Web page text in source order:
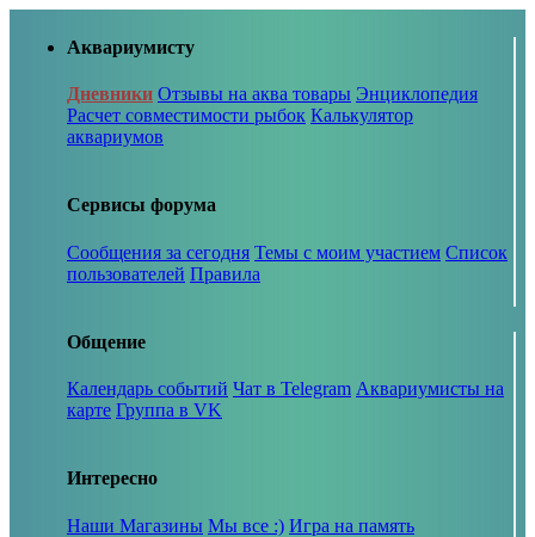
Аквариумисту
Дневники Отзывы на аква товары Энциклопедия
Расчет совместимости рыбок Калькулятор
аквариумов
Сервисы форума
Сообщения за сегодня Темы с моим участием Список
пользователей Правила
Общение
Календарь событий Чат в Telegram Аквариумисты на
карте Группа в VK
Интересно
Наши Магазины Мы все :) Игра на память